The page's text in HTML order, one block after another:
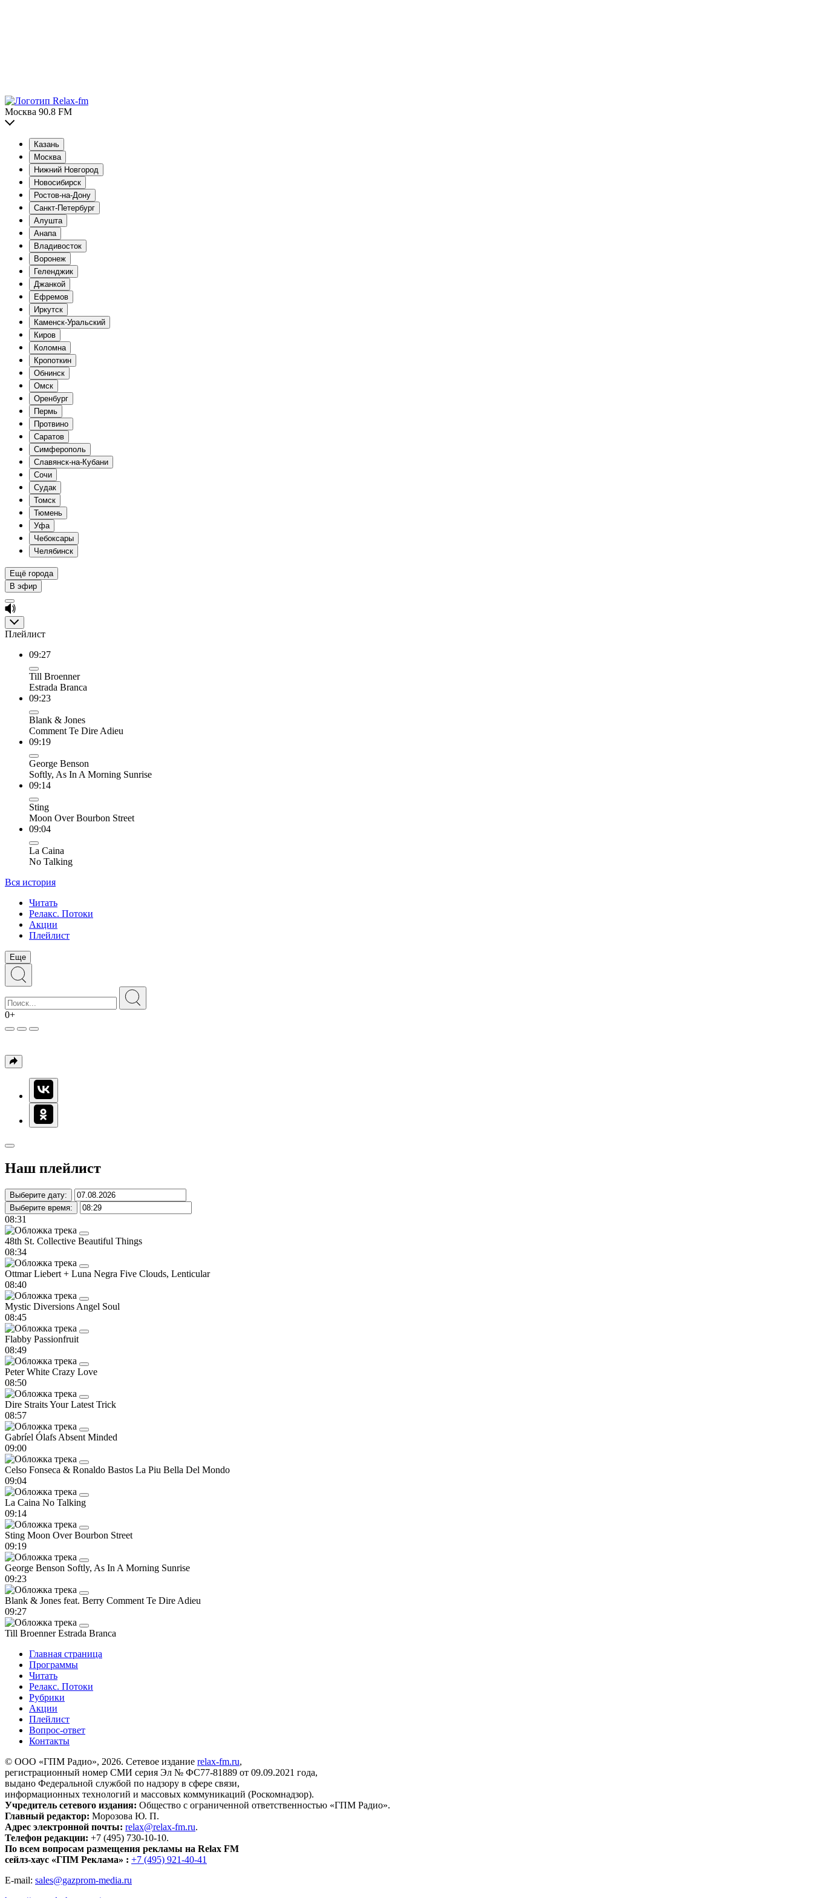
Москва 90.8 FM
Казань
Москва
Нижний Новгород
Новосибирск
Ростов-на-Дону
Санкт-Петербург
Алушта
Анапа
Владивосток
Воронеж
Геленджик
Джанкой
Ефремов
Иркутск
Каменск-Уральский
Киров
Коломна
Кропоткин
Обнинск
Омск
Оренбург
Пермь
Протвино
Саратов
Симферополь
Славянск-на-Кубани
Сочи
Судак
Томск
Тюмень
Уфа
Чебоксары
Челябинск
Ещё города
В эфир
Плейлист
09:27
Till Broenner
Estrada Branca
09:23
Blank & Jones
Comment Te Dire Adieu
09:19
George Benson
Softly, As In A Morning Sunrise
09:14
Sting
Moon Over Bourbon Street
09:04
La Caina
No Talking
Вся история
Читать
Релакс. Потоки
Акции
Плейлист
Еще
0+
Наш плейлист
Выберите дату:
Выберите время:
08:31
48th St. Collective Beautiful Things
08:34
Ottmar Liebert + Luna Negra Five Clouds, Lenticular
08:40
Mystic Diversions Angel Soul
08:45
Flabby Passionfruit
08:49
Peter White Crazy Love
08:50
Dire StraitsYour Latest Trick
08:57
Gabríel Ólafs Absent Minded
09:00
Celso Fonseca & Ronaldo Bastos La Piu Bella Del Mondo
09:04
La Caina No Talking
09:14
Sting Moon Over Bourbon Street
09:19
George Benson Softly, As In A Morning Sunrise
09:23
Blank & Jones feat. Berry Comment Te Dire Adieu
09:27
Till BroennerEstrada Branca
Главная страница
Программы
Читать
Релакс. Потоки
Рубрики
Акции
Плейлист
Вопрос-ответ
Контакты
© ООО «ГПМ Радио», 2026. Сетевое издание relax-fm.ru,
регистрационный номер СМИ серия Эл № ФС77-81889 от 09.09.2021 года,
выдано Федеральной службой по надзору в сфере связи,
информационных технологий и массовых коммуникаций (Роскомнадзор).
Учредитель сетевого издания: Общество с ограниченной ответственностью «ГПМ Радио».
Главный редактор: Морозова Ю. П.
Адрес электронной почты: relax@relax-fm.ru.
Телефон редакции: +7 (495) 730-10-10.
По всем вопросам размещения рекламы на Relax FM
сейлз-хаус «ГПМ Реклама» : +7 (495) 921-40-41
E-mail: sales@gazprom-media.ru